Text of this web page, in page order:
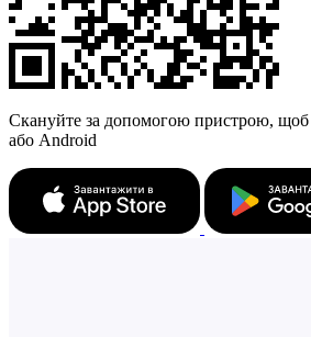
Скануйте за допомогою пристрою, щоб
або Android